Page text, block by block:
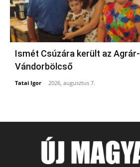
Ismét Csúzára került az Agrár-
Vándorbölcső
Tatai Igor - 2026, augusztus 7.